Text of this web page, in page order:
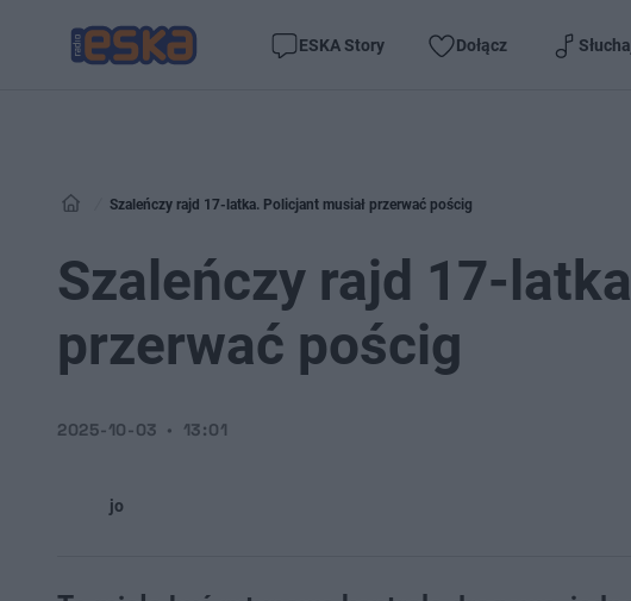
ESKA Story Dołącz
Szaleńczy rajd 17-latka. Policjant musiał przerwać pościg
Szaleńczy rajd 17-
przerwać pościg
jo
2025-10-03 13:01